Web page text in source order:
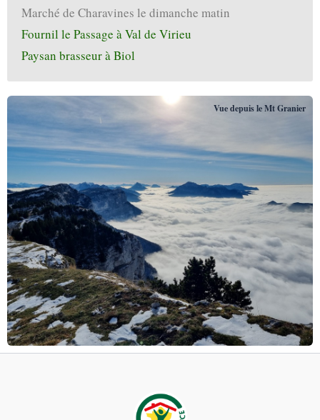
Marché de Charavines le dimanche matin
Fournil le Passage à Val de Virieu
Paysan brasseur à Biol
Vue depuis le Mt Granier